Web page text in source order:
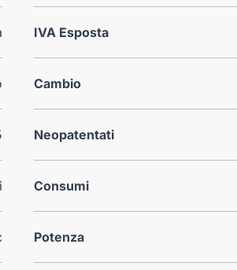
IVA Esposta
Cambio
Neopatentati
Consumi
Potenza